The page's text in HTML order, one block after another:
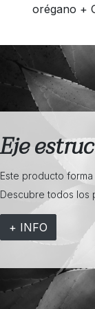
orégano +
Eje
Este producto
Descubre todos los
+ INFO